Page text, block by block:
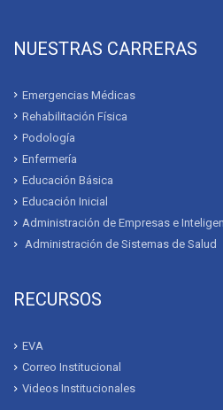
NUESTRAS CARRERAS
Emergencias Médicas
Rehabilitación Física
Podología
Enfermería
Educación Básica
Educación Inicial
Administración de Empresas e
Administración de Sistemas de Salud
RECURSOS
EVA
Correo Institucional
Videos Institucionales